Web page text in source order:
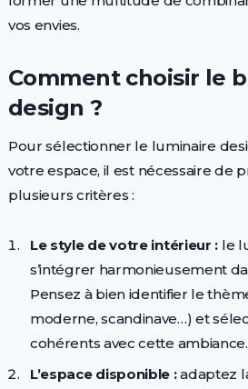
vos envies.
Comment choisir le
design ?
Pour sélectionner le luminaire
votre espace, il est nécessaire de
plusieurs critères :
Le style de votre intérieur : le
s’intégrer harmonieusement
Pensez à bien identifier le
moderne, scandinave…) et
cohérents avec cette ambiance.
L’espace disponible :adaptez